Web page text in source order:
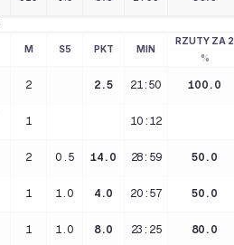
M S5 PKT MIN
RZUTY ZA 2
%
2 2.5 21:50 100.0
1 10:12
2 0.5 14.0 28:59 50.0
1 1.0 4.0 20:57 50.0
1 1.0 8.0 23:25 80.0